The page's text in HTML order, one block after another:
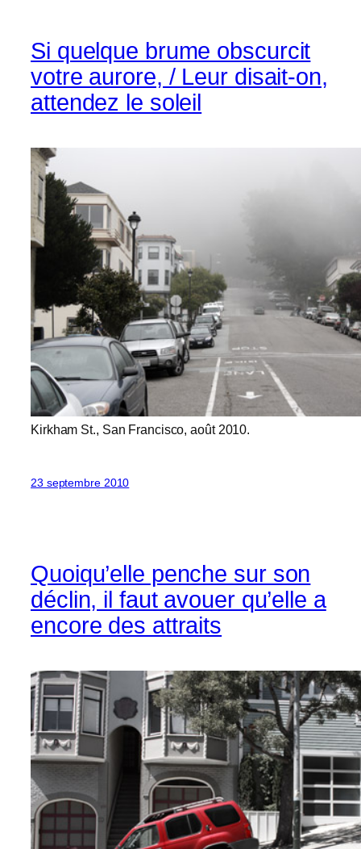
Si quelque brume obscurcit
votre aurore, / Leur disait-on,
attendez le soleil
Kirkham St., San Francisco, août 2010.
23 septembre 2010
Quoiqu’elle penche sur son
déclin, il faut avouer qu’elle a
encore des attraits